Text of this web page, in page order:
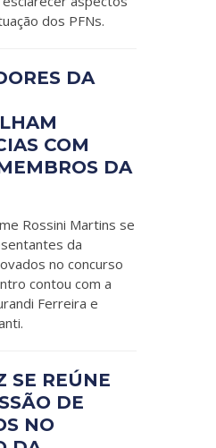
dos PFNs.
DA
COM
DA
Rossini Martins se
da
no concurso
contou com a
Ferreira e
SE REÚNE
DE
NO